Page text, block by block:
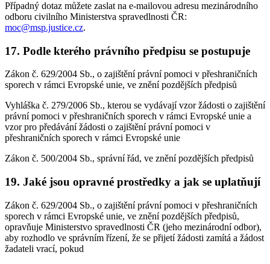
Případný dotaz můžete zaslat na e-mailovou adresu mezinárodního
odboru civilního Ministerstva spravedlnosti ČR:
moc@msp.justice.cz.
17. Podle kterého právního předpisu se postupuje
Zákon č. 629/2004 Sb., o zajištění právní pomoci v přeshraničních
sporech v rámci Evropské unie, ve znění pozdějších předpisů
Vyhláška č. 279/2006 Sb., kterou se vydávají vzor žádosti o zajištění
právní pomoci v přeshraničních sporech v rámci Evropské unie a
vzor pro předávání žádosti o zajištění právní pomoci v
přeshraničních sporech v rámci Evropské unie
Zákon č. 500/2004 Sb., správní řád, ve znění pozdějších předpisů
19. Jaké jsou opravné prostředky a jak se uplatňují
Zákon č. 629/2004 Sb., o zajištění právní pomoci v přeshraničních
sporech v rámci Evropské unie, ve znění pozdějších předpisů,
opravňuje Ministerstvo spravedlnosti ČR (jeho mezinárodní odbor),
aby rozhodlo ve správním řízení, že se přijetí žádosti zamítá a žádost
žadateli vrací, pokud